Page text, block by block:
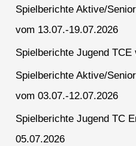
Spielberichte Aktive/
vom 13.07.-19.07.2026
Spielberichte Jugend TCE
Spielberichte Aktive/
vom 03.07.-12.07.2026
Spielberichte Jugend TC
05.07.2026